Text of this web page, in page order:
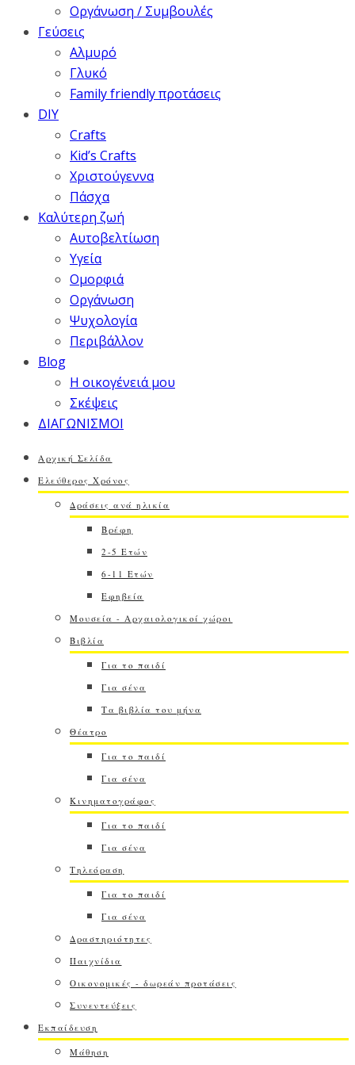
Οργάνωση / Συμβουλές
Γεύσεις
Αλμυρό
Γλυκό
Family friendly προτάσεις
DIY
Crafts
Kid’s Crafts
Χριστούγεννα
Πάσχα
Καλύτερη ζωή
Αυτοβελτίωση
Υγεία
Ομορφιά
Οργάνωση
Ψυχολογία
Περιβάλλον
Blog
Η οικογένειά μου
Σκέψεις
ΔΙΑΓΩΝΙΣΜΟΙ
Αρχική Σελίδα
Ελεύθερος Χρόνος
Δράσεις ανά ηλικία
Βρέφη
2-5 Ετών
6-11 Ετών
Εφηβεία
Μουσεία - Αρχαιολογικοί χώροι
Βιβλία
Για το παιδί
Για σένα
Τα βιβλία του μήνα
Θέατρο
Για το παιδί
Για σένα
Κινηματογράφος
Για το παιδί
Για σένα
Τηλεόραση
Για το παιδί
Για σένα
Δραστηριότητες
Παιχνίδια
Οικονομικές - δωρεάν προτάσεις
Συνεντεύξεις
Εκπαίδευση
Μάθηση